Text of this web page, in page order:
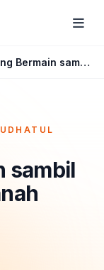
Aku Senang Bermain sambil Belajar: Indonesia Tanah Airku Kelompok B
sambil